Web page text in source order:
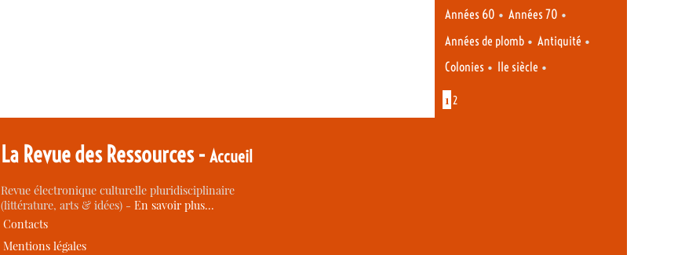
Années 60 • Années 70 •
Années de plomb • Antiquité •
Colonies • IIe siècle •
1 2
La Revue des Ressources -Accueil
Revue électronique culturelle pluridisciplinaire
(littérature, arts & idées) -En savoir plus…
Contacts
Mentions légales